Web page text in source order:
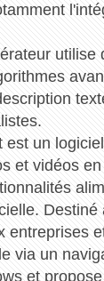
utilise
un
et vidéos
entreprises
via un
et